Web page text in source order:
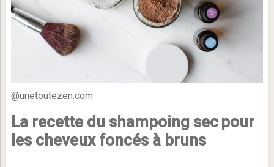
@unetoutezen.com
La recette du shampoing sec pour
les cheveux foncés à bruns